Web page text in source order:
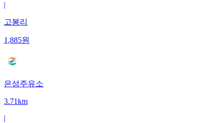
|
고봉리
1,885원
은성주유소
3.71km
|